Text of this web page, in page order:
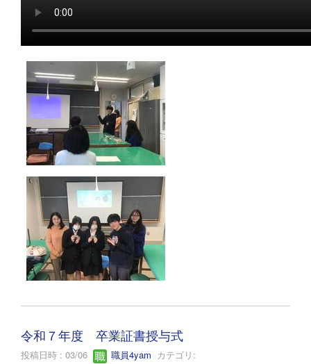
令和７年度 卒業証書授与式
投稿日時 : 03/06 職員4yam カテゴリ: